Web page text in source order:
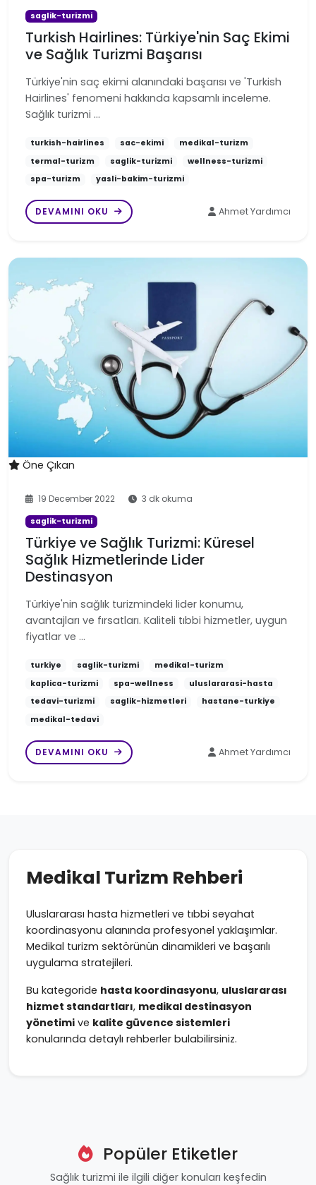
saglik-turizmi
Turkish Hairlines: Türkiye'nin Saç Ekimi
ve Sağlık Turizmi Başarısı
Türkiye'nin saç ekimi alanındaki başarısı ve 'Turkish
Hairlines' fenomeni hakkında kapsamlı inceleme.
Sağlık turizmi …
turkish-hairlines sac-ekimi
medikal-turizm
termal-turizm
saglik-turizmi
wellness-turizmi
spa-turizm
yasli-bakim-turizmi
DEVAMINI OKU Ahmet Yardımcı
Öne Çıkan
19 December 2022 3 dk okuma
saglik-turizmi
Türkiye ve Sağlık Turizmi: Küresel
Sağlık Hizmetlerinde Lider
Destinasyon
Türkiye'nin sağlık turizmindeki lider konumu,
avantajları ve fırsatları. Kaliteli tıbbi hizmetler, uygun
fiyatlar ve …
turkiye saglik-turizmi
medikal-turizm
kaplica-turizmi
spa-wellness
uluslararasi-hasta
tedavi-turizmi
saglik-hizmetleri
hastane-turkiye
medikal-tedavi
DEVAMINI OKU Ahmet Yardımcı
Medikal Turizm Rehberi
Uluslararası hasta hizmetleri ve tıbbi seyahat
koordinasyonu alanında profesyonel yaklaşımlar.
Medikal turizm sektörünün dinamikleri ve başarılı
uygulama stratejileri.
Bu kategoride hasta koordinasyonu, uluslararası
hizmet standartları, medikal destinasyon
yönetimi ve kalite güvence sistemleri
konularında detaylı rehberler bulabilirsiniz.
Popüler Etiketler
Sağlık turizmi ile ilgili diğer konuları keşfedin